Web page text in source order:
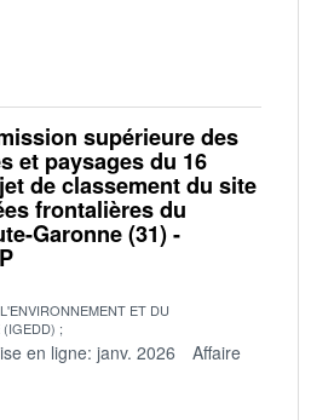
supérieure des
et paysages du 16
de classement du site
frontalières du
Garonne (31) -
ET DU
(IGEDD)
en ligne: janv. 2026
Affaire